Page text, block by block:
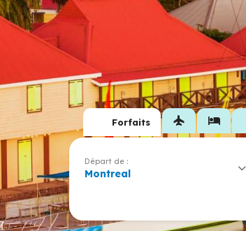
Forfaits flight hotel
Départ de :
Montreal